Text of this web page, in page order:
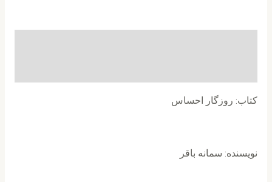
کتاب: روزگار احساس
نویسنده: سمانه باقر